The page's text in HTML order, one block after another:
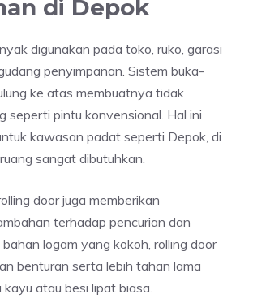
di Depok
digunakan pada toko, ruko, garasi
penyimpanan. Sistem buka-
ke atas membuatnya tidak
seperti pintu konvensional. Hal ini
kawasan padat seperti Depok, di
sangat dibutuhkan.
door juga memberikan
terhadap pencurian dan
logam yang kokoh, rolling door
benturan serta lebih tahan lama
atau besi lipat biasa.